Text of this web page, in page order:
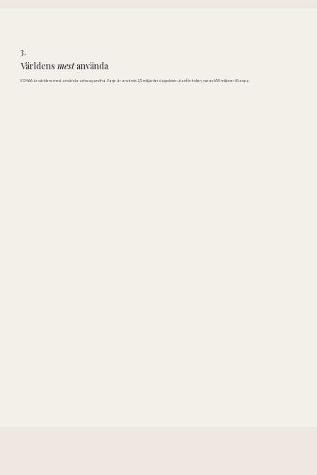
3.
Världens mestanvända
KSM66 är världens mest använda ashwagandha. Varje år används 2,5 miljarder dagsdoser utanför Indien, varav 650 miljoner i Europa.